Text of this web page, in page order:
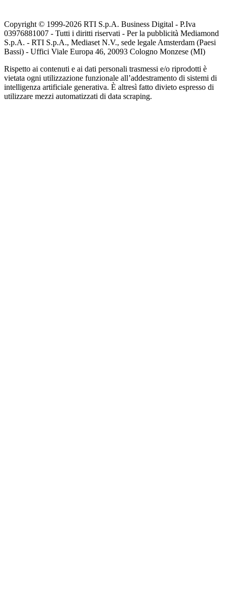
Copyright © 1999-2026 RTI S.p.A. Business Digital - P.Iva
03976881007 - Tutti i diritti riservati - Per la pubblicità Mediamond
S.p.A. - RTI S.p.A., Mediaset N.V., sede legale Amsterdam (Paesi
Bassi) - Uffici Viale Europa 46, 20093 Cologno Monzese (MI)
Rispetto ai contenuti e ai dati personali trasmessi e/o riprodotti è
vietata ogni utilizzazione funzionale all’addestramento di sistemi di
intelligenza artificiale generativa. È altresì fatto divieto espresso di
utilizzare mezzi automatizzati di data scraping.